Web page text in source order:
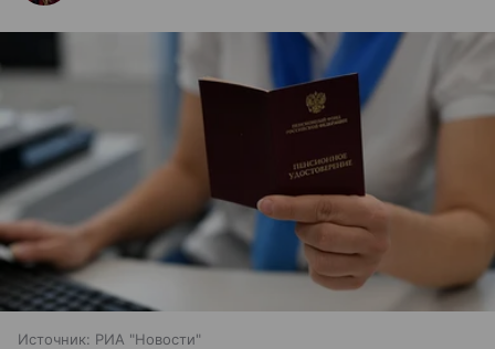
Источник: РИА "Новости"